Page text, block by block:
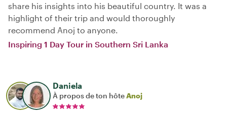
share his insights into his beautiful country. It was a
highlight of their trip and would thoroughly
recommend Anoj to anyone.
Inspiring 1 Day Tour in Southern Sri Lanka
Daniela
À propos de ton hôteAnoj